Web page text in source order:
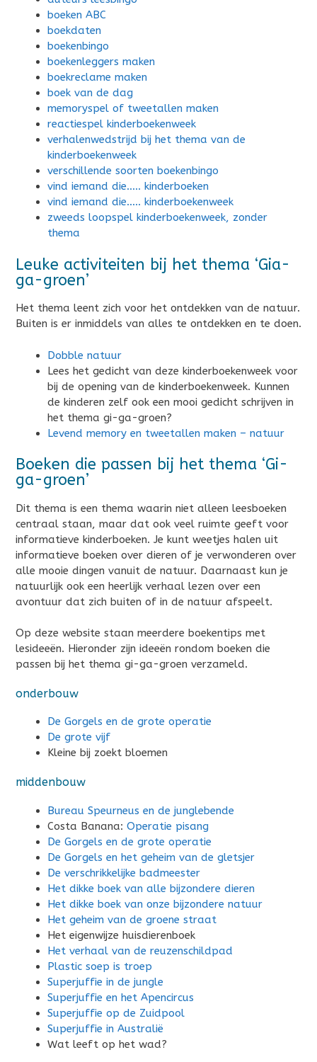
boeken ABC
boekdaten
boekenbingo
boekenleggers maken
boekreclame maken
boek van de dag
memoryspel of tweetallen maken
reactiespel kinderboekenweek
verhalenwedstrijd bij het thema van de
kinderboekenweek
verschillende soorten boekenbingo
vind iemand die….. kinderboeken
vind iemand die….. kinderboekenweek
zweeds loopspel kinderboekenweek, zonder
thema
Leuke activiteiten bij het thema ‘Gia-
ga-groen’
Het thema leent zich voor het ontdekken van de natuur.
Buiten is er inmiddels van alles te ontdekken en te doen.
Dobble natuur
Lees het gedicht van deze kinderboekenweek voor
bij de opening van de kinderboekenweek. Kunnen
de kinderen zelf ook een mooi gedicht schrijven in
het thema gi-ga-groen?
Levend memory en tweetallen maken – natuur
Boeken die passen bij het thema ‘Gi-
ga-groen’
Dit thema is een thema waarin niet alleen leesboeken
centraal staan, maar dat ook veel ruimte geeft voor
informatieve kinderboeken. Je kunt weetjes halen uit
informatieve boeken over dieren of je verwonderen over
alle mooie dingen vanuit de natuur. Daarnaast kun je
natuurlijk ook een heerlijk verhaal lezen over een
avontuur dat zich buiten of in de natuur afspeelt.
Op deze website staan meerdere boekentips met
lesideeën. Hieronder zijn ideeën rondom boeken die
passen bij het thema gi-ga-groen verzameld.
onderbouw
De Gorgels en de grote operatie
De grote vijf
Kleine bij zoekt bloemen
middenbouw
Bureau Speurneus en de junglebende
Costa Banana: Operatie pisang
De Gorgels en de grote operatie
De Gorgels en het geheim van de gletsjer
De verschrikkelijke badmeester
Het dikke boek van alle bijzondere dieren
Het dikke boek van onze bijzondere natuur
Het geheim van de groene straat
Het eigenwijze huisdierenboek
Het verhaal van de reuzenschildpad
Plastic soep is troep
Superjuffie in de jungle
Superjuffie en het Apencircus
Superjuffie op de Zuidpool
Superjuffie in Australië
Wat leeft op het wad?